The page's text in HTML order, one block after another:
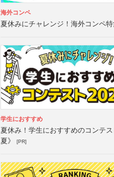
海外コンペ
夏休みにチャレンジ！海外コンペ
学生におすすめ
夏休み！学生におすすめのコンテ
夏》
[PR]